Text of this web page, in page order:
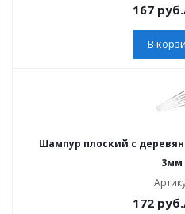
167 руб.
В
Шампур плоский с
3мм
172 руб.